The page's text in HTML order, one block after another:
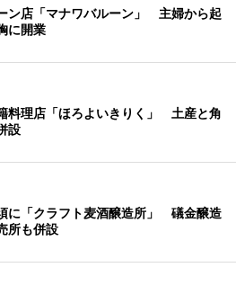
ン店「マナワバルーン」 主婦から起
に開業
料理店「ほろよいきりく」 土産と角
設
に「クラフト麦酒醸造所」 礒金醸造
所も併設